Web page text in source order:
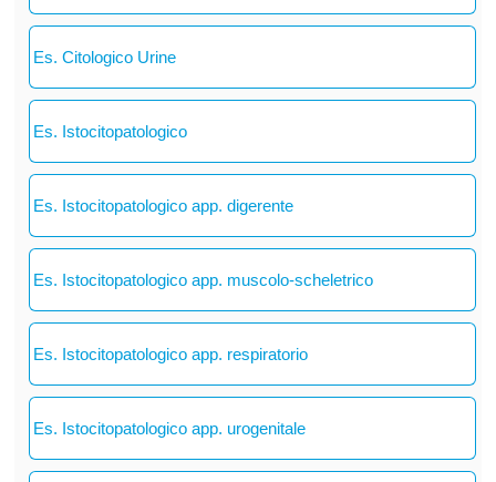
Es. Citologico Urine
Es. Istocitopatologico
Es. Istocitopatologico app. digerente
Es. Istocitopatologico app. muscolo-scheletrico
Es. Istocitopatologico app. respiratorio
Es. Istocitopatologico app. urogenitale